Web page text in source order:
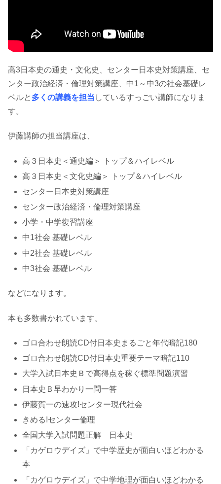
高3日本史の通史・文化史、センター日本史対策講座、セ
ンター政治経済・倫理対策講座、中1～中3の社会基礎レ
ベルと 多くの講義を担当 しているすっごい講師になりま
す。
伊藤講師の担当講座は、
高３日本史＜通史編＞ トップ＆ハイレベル
高３日本史＜文化史編＞ トップ＆ハイレベル
センター日本史対策講座
センター政治経済・倫理対策講座
小学・中学復習講座
中1社会 基礎レベル
中2社会 基礎レベル
中3社会 基礎レベル
などになります。
本も多数書かれています。
ゴロ合わせ朗読CD付日本史まるごと年代暗記180
ゴロ合わせ朗読CD付日本史重要テーマ暗記110
大学入試日本史Ｂで高得点を稼ぐ標準問題演習
日本史Ｂ早わかり一問一答
伊藤賀一の速攻!センター現代社会
きめる!センター倫理
全国大学入試問題正解 日本史
「カゲロウデイズ」で中学歴史が面白いほどわかる
本
「カゲロウデイズ」で中学地理が面白いほどわかる